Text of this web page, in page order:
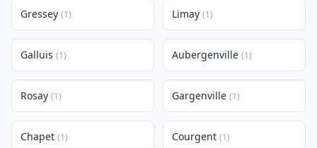
Gressey (1) Limay (1)
Galluis (1) Aubergenville (1)
Rosay (1) Gargenville (1)
Chapet (1) Courgent (1)